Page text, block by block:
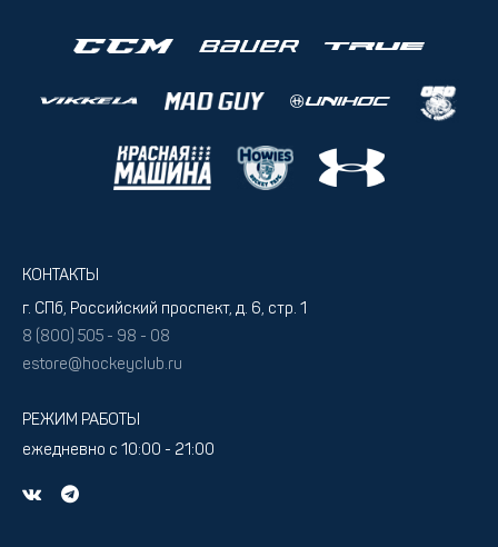
КОНТАКТЫ
г. СПб, Российский проспект, д. 6, стр. 1
8 (800) 505 - 98 - 08
estore@hockeyclub.ru
РЕЖИМ РАБОТЫ
ежедневно с 10:00 - 21:00